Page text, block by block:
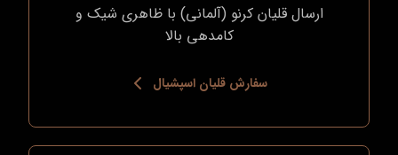
ارسال قلیان کرنو (آلمانی) با ظاهری شیک و
کامدهی بالا
سفارش قلیان اسپشیال